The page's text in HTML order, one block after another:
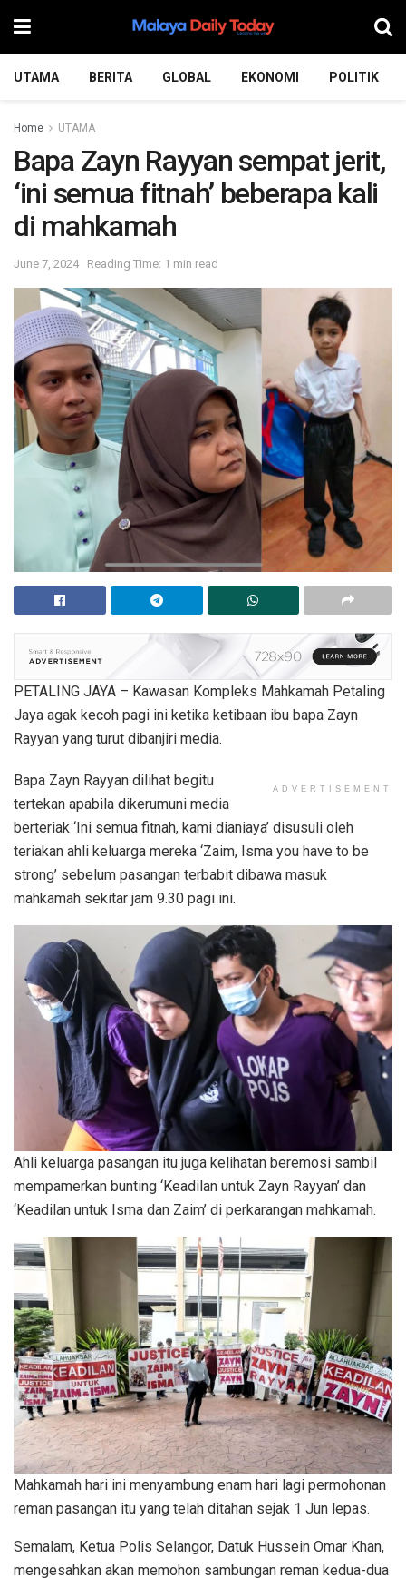
UTAMA BERITA GLOBAL EKONOMI POLITIK
Home UTAMA
Bapa Zayn Rayyan sempat jerit,
‘ini semua fitnah’ beberapa kali
di mahkamah
June 7, 2024 Reading Time: 1 min read
PETALING JAYA – Kawasan Kompleks Mahkamah Petaling
Jaya agak kecoh pagi ini ketika ketibaan ibu bapa Zayn
Rayyan yang turut dibanjiri media.
ADVERTISEMENT
Bapa Zayn Rayyan dilihat begitu
tertekan apabila dikerumuni media
berteriak ‘Ini semua fitnah, kami dianiaya’ disusuli oleh
teriakan ahli keluarga mereka ‘Zaim, Isma you have to be
strong’ sebelum pasangan terbabit dibawa masuk
mahkamah sekitar jam 9.30 pagi ini.
Ahli keluarga pasangan itu juga kelihatan beremosi sambil
mempamerkan bunting ‘Keadilan untuk Zayn Rayyan’ dan
‘Keadilan untuk Isma dan Zaim’ di perkarangan mahkamah.
Mahkamah hari ini menyambung enam hari lagi permohonan
reman pasangan itu yang telah ditahan sejak 1 Jun lepas.
Semalam, Ketua Polis Selangor, Datuk Hussein Omar Khan,
mengesahkan akan memohon sambungan reman kedua-dua